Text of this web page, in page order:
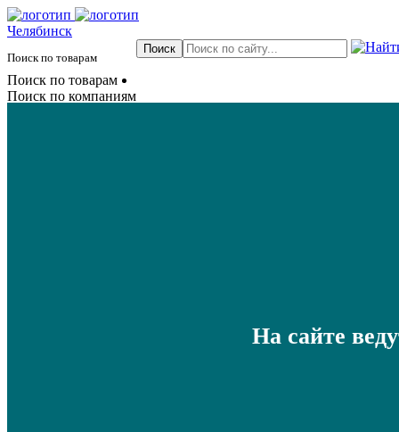
Челябинск
Поиск по товарам
Поиск по товарам
Поиск по компаниям
На сайте